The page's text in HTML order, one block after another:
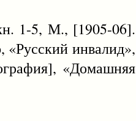
1-5, М., [1905-06].
«Русский инвалид»,
«Домашняя